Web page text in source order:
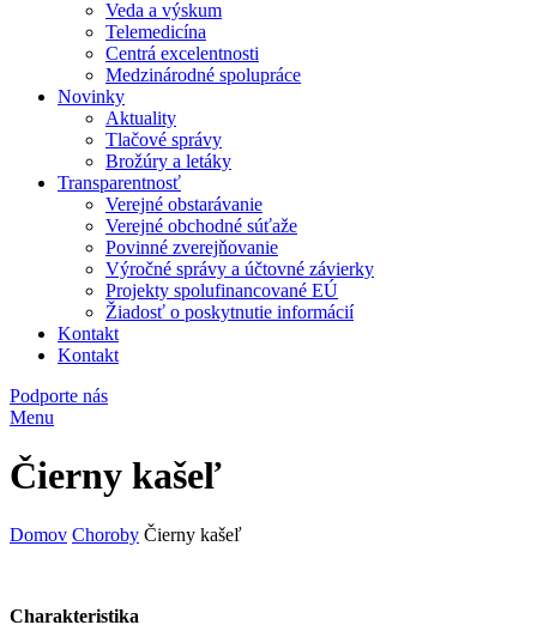
Veda a výskum
Telemedicína
Centrá excelentnosti
Medzinárodné spolupráce
Novinky
Aktuality
Tlačové správy
Brožúry a letáky
Transparentnosť
Verejné obstarávanie
Verejné obchodné súťaže
Povinné zverejňovanie
Výročné správy a účtovné závierky
Projekty spolufinancované EÚ
Žiadosť o poskytnutie informácií
Kontakt
Kontakt
Podporte nás
Menu
Čierny kašeľ
Domov Choroby Čierny kašeľ
Charakteristika